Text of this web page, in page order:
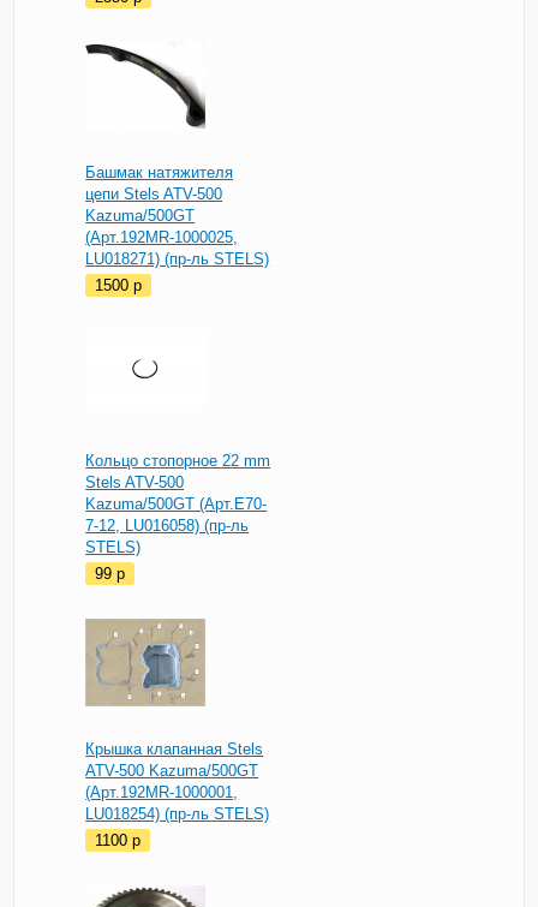
Башмак натяжителя
цепи Stels ATV-500
Kazuma/500GT
(Арт.192MR-1000025,
LU018271) (пр-ль STELS)
1500p
Кольцо стопорное 22 mm
Stels ATV-500
Kazuma/500GT (Арт.E70-
7-12, LU016058) (пр-ль
STELS)
99p
Крышка клапанная Stels
ATV-500 Kazuma/500GT
(Арт.192MR-1000001,
LU018254) (пр-ль STELS)
1100p